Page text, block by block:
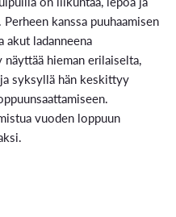
kanssa puuhaamisen
akut ladanneena
hieman erilaiselta,
syksyllä hän keskittyy
vuoden loppuun